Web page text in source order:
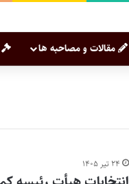
مقالات و مصاحبه ها
۲۴ تیر ۱۴۰۵